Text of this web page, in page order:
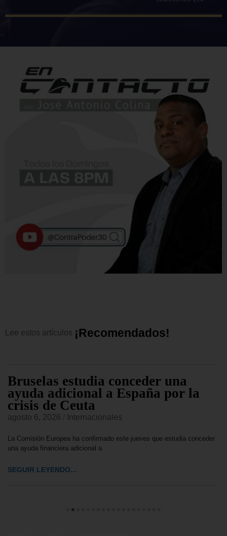
Lee estos artículos ¡Recomendados!
Bruselas estudia conceder una
ayuda adicional a España por la
crisis de Ceuta
agosto 6, 2026 Internacionales
La Comisión Europea ha confirmado este jueves que estudia conceder
una ayuda financiera adicional a
SEGUIR LEYENDO...